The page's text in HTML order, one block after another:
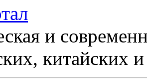
и
китайских